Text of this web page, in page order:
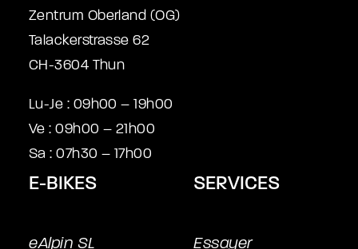
Zentrum Oberland (OG)
Talackerstrasse 62
CH-3604 Thun
Lu-Je : 09h00 – 19h00
Ve : 09h00 – 21h00
Sa : 07h30 – 17h00
E-BIKES
eAlpin SL
SERVICES
Essayer